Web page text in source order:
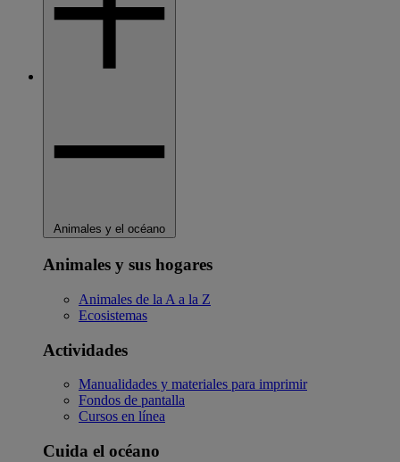
Animales y el océano
Animales y sus hogares
Animales de la A a la Z
Ecosistemas
Actividades
Manualidades y materiales para imprimir
Fondos de pantalla
Cursos en línea
Cuida el océano